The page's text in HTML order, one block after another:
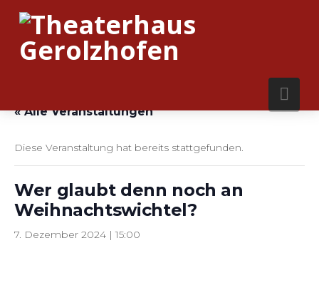
« Alle Veranstaltungen
Diese Veranstaltung hat bereits stattgefunden.
Wer glaubt denn noch an
Weihnachtswichtel?
7. Dezember 2024 | 15:00